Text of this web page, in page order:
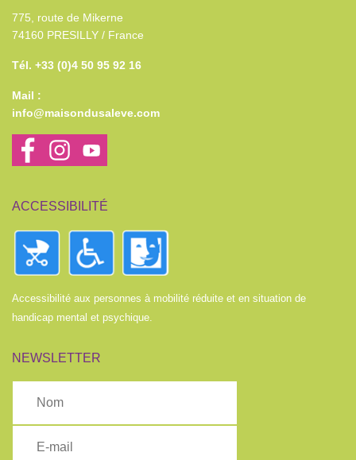
775, route de Mikerne
74160 PRESILLY / France
Tél. +33 (0)4 50 95 92 16
Mail :
info@maisondusaleve.com
ACCESSIBILITÉ
Accessibilité aux personnes à mobilité réduite et en situation de
handicap mental et psychique.
NEWSLETTER